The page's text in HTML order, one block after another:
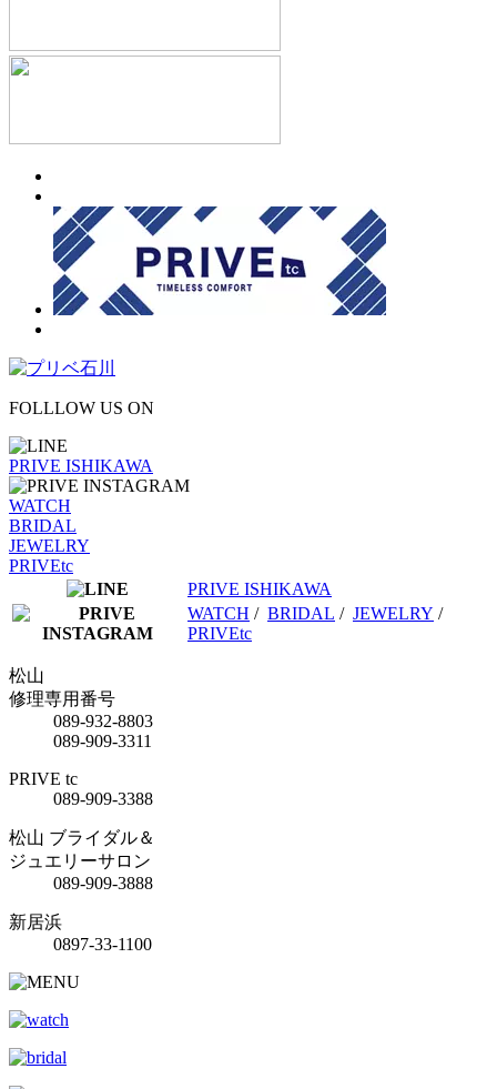
FOLLLOW US ON
PRIVE ISHIKAWA
WATCH
BRIDAL
JEWELRY
PRIVEtc
PRIVE ISHIKAWA
WATCH / BRIDAL / JEWELRY /
PRIVEtc
松山
修理専用番号
089-932-8803
089-909-3311
PRIVE tc
089-909-3388
松山 ブライダル＆
ジュエリーサロン
089-909-3888
新居浜
0897-33-1100